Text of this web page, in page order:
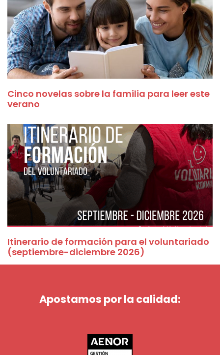
Cinco novelas sobre la familia para leer este
verano
Itinerario de formación para el voluntariado
(septiembre-diciembre 2026)
Apostamos por la calidad: